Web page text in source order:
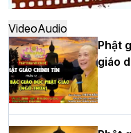
thứ XIV tại chùa Bằng
Học yêu thương trong
tư của Khóa sinh hoạt
hè tại chùa Bằng
VideoAudio
Phật
giáo